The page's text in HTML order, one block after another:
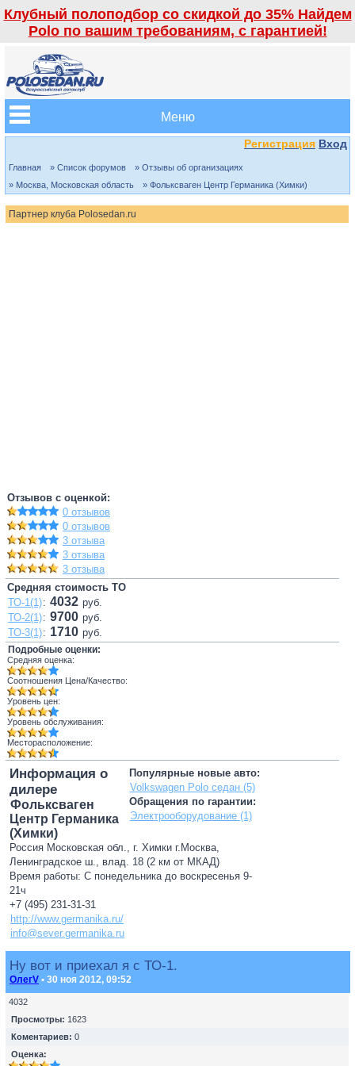
Клубный полоподбор со скидкой до 35% Найдем
Polo по вашим требованиям, с гарантией!
Меню
Регистрация Вход
Главная » Список форумов
» Отзывы об организациях
» Москва, Московская область
» Фольксваген Центр Германика (Химки)
Партнер клуба Polosedan.ru
Отзывов с оценкой:
0 отзывов
0 отзывов
3 отзыва
3 отзыва
3 отзыва
Средняя стоимость ТО
ТО-1(1): 4032 руб.
ТО-2(1): 9700 руб.
ТО-3(1): 1710 руб.
Подробные оценки:
Средняя оценка:
Соотношения Цена/Качество:
Уровень цен:
Уровень обслуживания:
Месторасположение:
Популярные новые авто:
Volkswagen Polo седан (5)
Обращения по гарантии:
Электрооборудование (1)
Информация о
дилере
Фольксваген
Центр Германика
(Химки)
Россия Московская обл., г. Химки г.Москва,
Ленинградское ш., влад. 18 (2 км от МКАД)
Время работы: С понедельника до воскресенья 9-
21ч
+7 (495) 231-31-31
http://www.germanika.ru/
info@sever.germanika.ru
Ну вот и приехал я с ТО-1.
ОлегV • 30 ноя 2012, 09:52
4032
Просмотры: 1623
Коментариев: 0
Оценка: